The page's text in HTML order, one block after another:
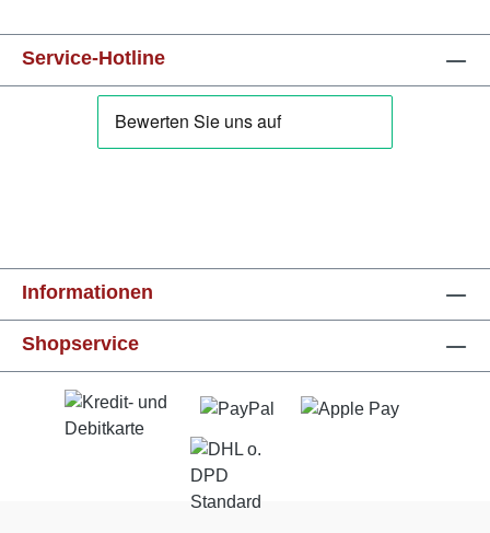
Service-Hotline
Informationen
Shopservice